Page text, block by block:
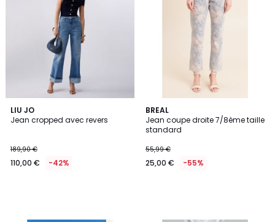
LIU JO
Jean cropped avec revers
189,90 €
110,00 € -42%
BREAL
Jean coupe droite 7/8ème taille
standard
55,99 €
25,00 € -55%